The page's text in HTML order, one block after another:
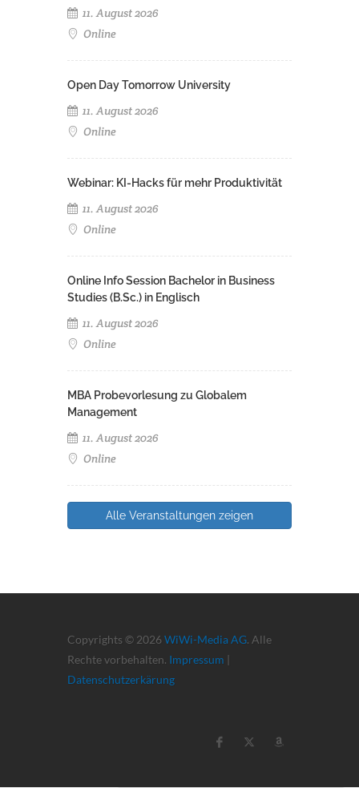
11. August 2026
Online
Open Day Tomorrow University
11. August 2026
Online
Webinar: KI-Hacks für mehr Produktivität
11. August 2026
Online
Online Info Session Bachelor in Business
Studies (B.Sc.) in Englisch
11. August 2026
Online
MBA Probevorlesung zu Globalem
Management
11. August 2026
Online
Alle Veranstaltungen zeigen
Copyrights © 2026 WiWi-Media AG. Alle
Rechte vorbehalten. Impressum |
Datenschutzerkärung